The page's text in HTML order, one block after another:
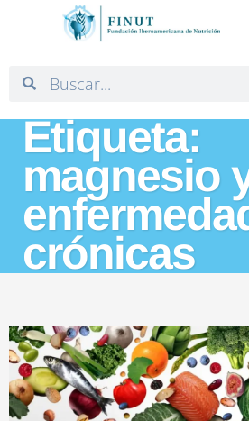
Etiqueta:
magnesio
crónicas